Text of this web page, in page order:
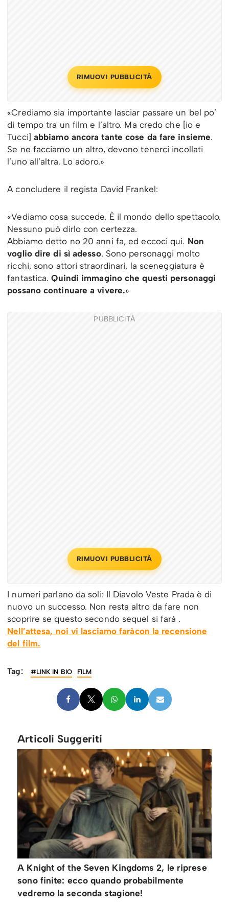
RIMUOVI PUBBLICITÀ
«Crediamo sia importante lasciar passare un bel po’
di tempo tra un film e l’altro. Ma credo che [io e
Tucci] abbiamo ancora tante cose da fare insieme.
Se ne facciamo un altro, devono tenerci incollati
l’uno all’altra. Lo adoro.»
A concludere il regista David Frankel:
«Vediamo cosa succede. È il mondo dello spettacolo.
Nessuno può dirlo con certezza.
Abbiamo detto no 20 anni fa, ed eccoci qui. Non
voglio dire di sì adesso. Sono personaggi molto
ricchi, sono attori straordinari, la sceneggiatura è
fantastica.Quindi immagino che questi personaggi
possano continuare a vivere.»
PUBBLICITÀ
RIMUOVI PUBBLICITÀ
I numeri parlano da soli: Il Diavolo Veste Prada è di
nuovo un successo. Non resta altro da fare non
scoprire se questo secondo sequel si farà .
Nell’attesa, noi vi lasciamo faràcon la recensione
del film.
Tag: #LINK IN BIO FILM
Articoli Suggeriti
A Knight of the Seven Kingdoms 2, le riprese
sono finite: ecco quando probabilmente
vedremo la seconda stagione!